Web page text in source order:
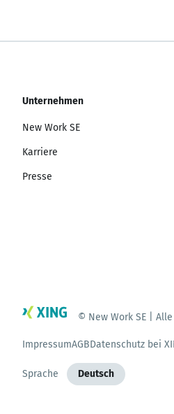
Unternehmen
New Work SE
Karriere
Presse
© New Work SE |
ImpressumAGBDatenschutz bei
Sprache Deutsch